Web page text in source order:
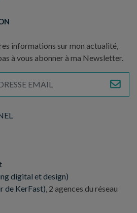
digital et design)
de KerFast), 2 agences du réseau
informations sur mon actualité,
à vous abonner à ma Newsletter.